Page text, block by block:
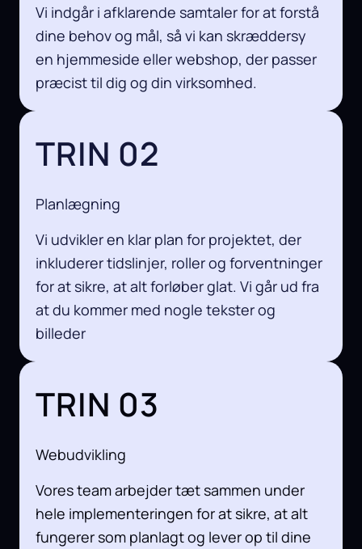
Vi indgår i afklarende samtaler for at forstå
dine behov og mål, så vi kan skræddersy
en hjemmeside eller webshop, der passer
præcist til dig og din virksomhed.
TRIN 02
Planlægning
Vi udvikler en klar plan for projektet, der
inkluderer tidslinjer, roller og forventninger
for at sikre, at alt forløber glat. Vi går ud fra
at du kommer med nogle tekster og
billeder
TRIN 03
Webudvikling
Vores team arbejder tæt sammen under
hele implementeringen for at sikre, at alt
fungerer som planlagt og lever op til dine